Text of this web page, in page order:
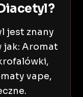
jest znany
jak: Aromat
vape,